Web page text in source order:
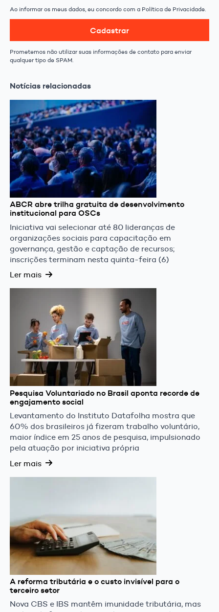
Ao informar os meus dados, eu concordo com a Política de Privacidade.
Cadastrar
Prometemos não utilizar suas informações de contato para enviar
qualquer tipo de SPAM.
Notícias relacionadas
ABCR abre trilha gratuita de desenvolvimento
institucional para OSCs
Iniciativa vai selecionar até 80 lideranças de
organizações sociais para capacitação em
governança, gestão e captação de recursos;
inscrições terminam nesta quinta-feira (6)
Ler mais
Pesquisa Voluntariado no Brasil aponta recorde de
engajamento social
Levantamento do Instituto Datafolha mostra que
60% dos brasileiros já fizeram trabalho voluntário,
maior índice em 25 anos de pesquisa, impulsionado
pela atuação por iniciativa própria
Ler mais
A reforma tributária e o custo invisível para o
terceiro setor
Nova CBS e IBS mantêm imunidade tributária, mas